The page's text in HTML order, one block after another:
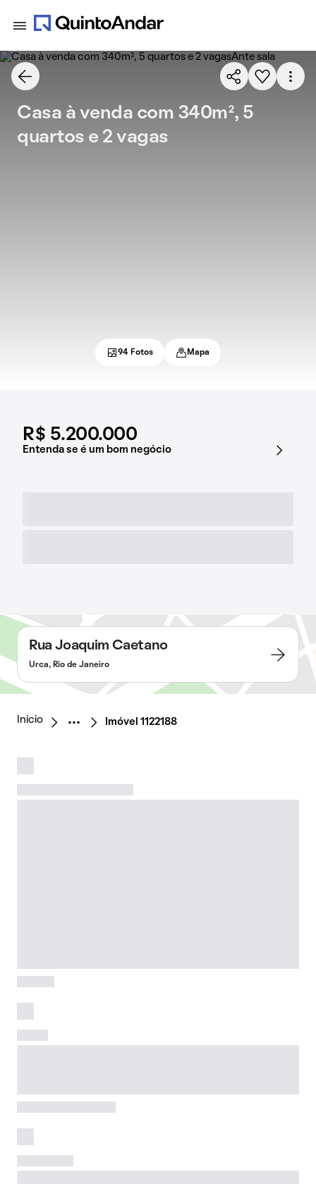
R$ 5.200.000
Entenda se é um bom negócio
Casa à venda com 340m², 5
quartos e 2 vagas
94 Fotos Mapa
Rua Joaquim Caetano
Urca, Rio de Janeiro
Início Imóvel 1122188